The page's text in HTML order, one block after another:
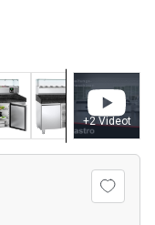
+2 Videot